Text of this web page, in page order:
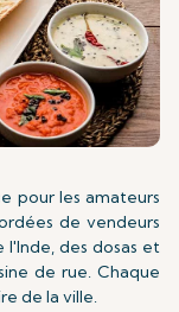
pour les amateurs
de vendeurs
l'Inde, des dosas et
de rue. Chaque
de la ville.